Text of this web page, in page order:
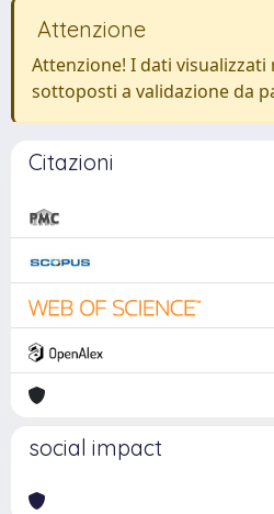
Attenzione
Attenzione! I dati visualizzati
sottoposti a validazione da
Citazioni
social impact